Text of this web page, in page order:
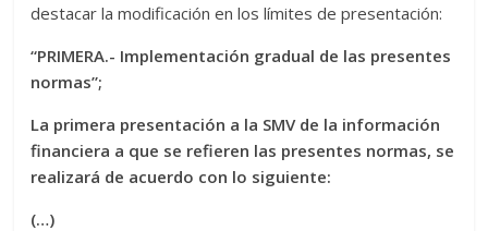
destacar la modificación en los límites de presentación:
“PRIMERA.- Implementación gradual de las presentes
normas”;
La primera presentación a la SMV de la información
financiera a que se refieren las presentes normas, se
realizará de acuerdo con lo siguiente:
(…)